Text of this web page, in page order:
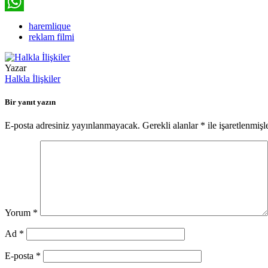
WhatsApp
haremlique
reklam filmi
Yazar
Halkla İlişkiler
Bir yanıt yazın
E-posta adresiniz yayınlanmayacak. Gerekli alanlar * ile
Yorum *
Ad *
E-posta *